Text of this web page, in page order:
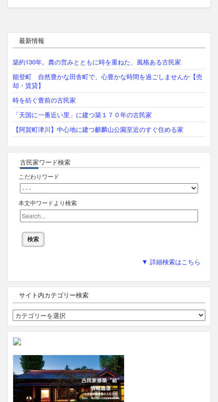
最新情報
築約130年。農の営みとともに時を重ねた、風格ある古民家
能登町 自然豊かな田舎町で、心豊かな時間を過ごしませんか【売
却・賃貸】
時を紡ぐ豊前の古民家
「天国に一番近い里」に建つ築１７０年の古民家
【阿賀町津川】中心地に建つ麒麟山公園至近のすぐ住める家
古民家ワード検索
こだわりワード
本文中ワードより検索
▼ 詳細検索はこちら
サイト内カテゴリー検索
サ
イ
ト
内
カ
テ
ゴ
リ
ー
検